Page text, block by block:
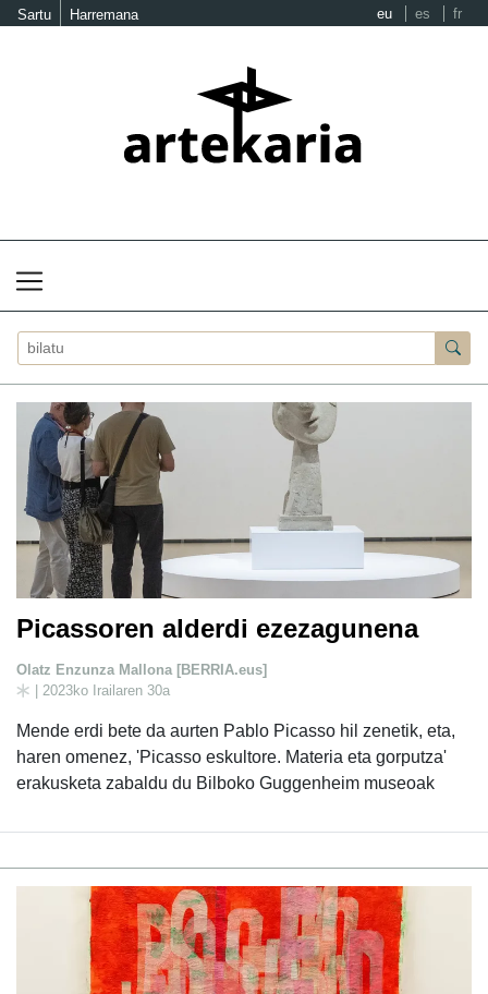
Sartu Harremana eu es fr
Picassoren alderdi ezezagunena
Olatz Enzunza Mallona [BERRIA.eus]
| 2023ko Irailaren 30a
Mende erdi bete da aurten Pablo Picasso hil zenetik, eta,
haren omenez, 'Picasso eskultore. Materia eta gorputza'
erakusketa zabaldu du Bilboko Guggenheim museoak